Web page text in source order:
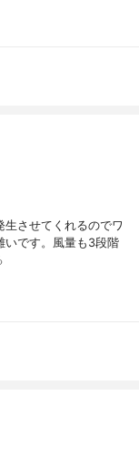
させてくれるのでワ
いです。風量も3段階